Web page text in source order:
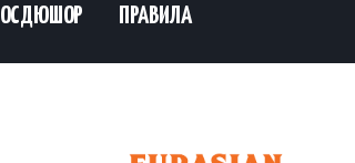
ОСДЮШОР ПРАВИЛА